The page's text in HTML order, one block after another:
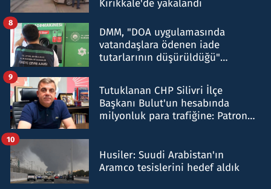
Kırıkkale'de yakalandı
DMM, "DOA uygulamasında
vatandaşlara ödenen iade
tutarlarının düşürüldüğü"
8
Tutuklanan CHP Silivri İlçe
Başkanı Bulut'un hesabında
milyonluk para trafiğine: Patron
9
Husiler: Suudi Arabistan'ın
Aramco tesislerini hedef aldık
10